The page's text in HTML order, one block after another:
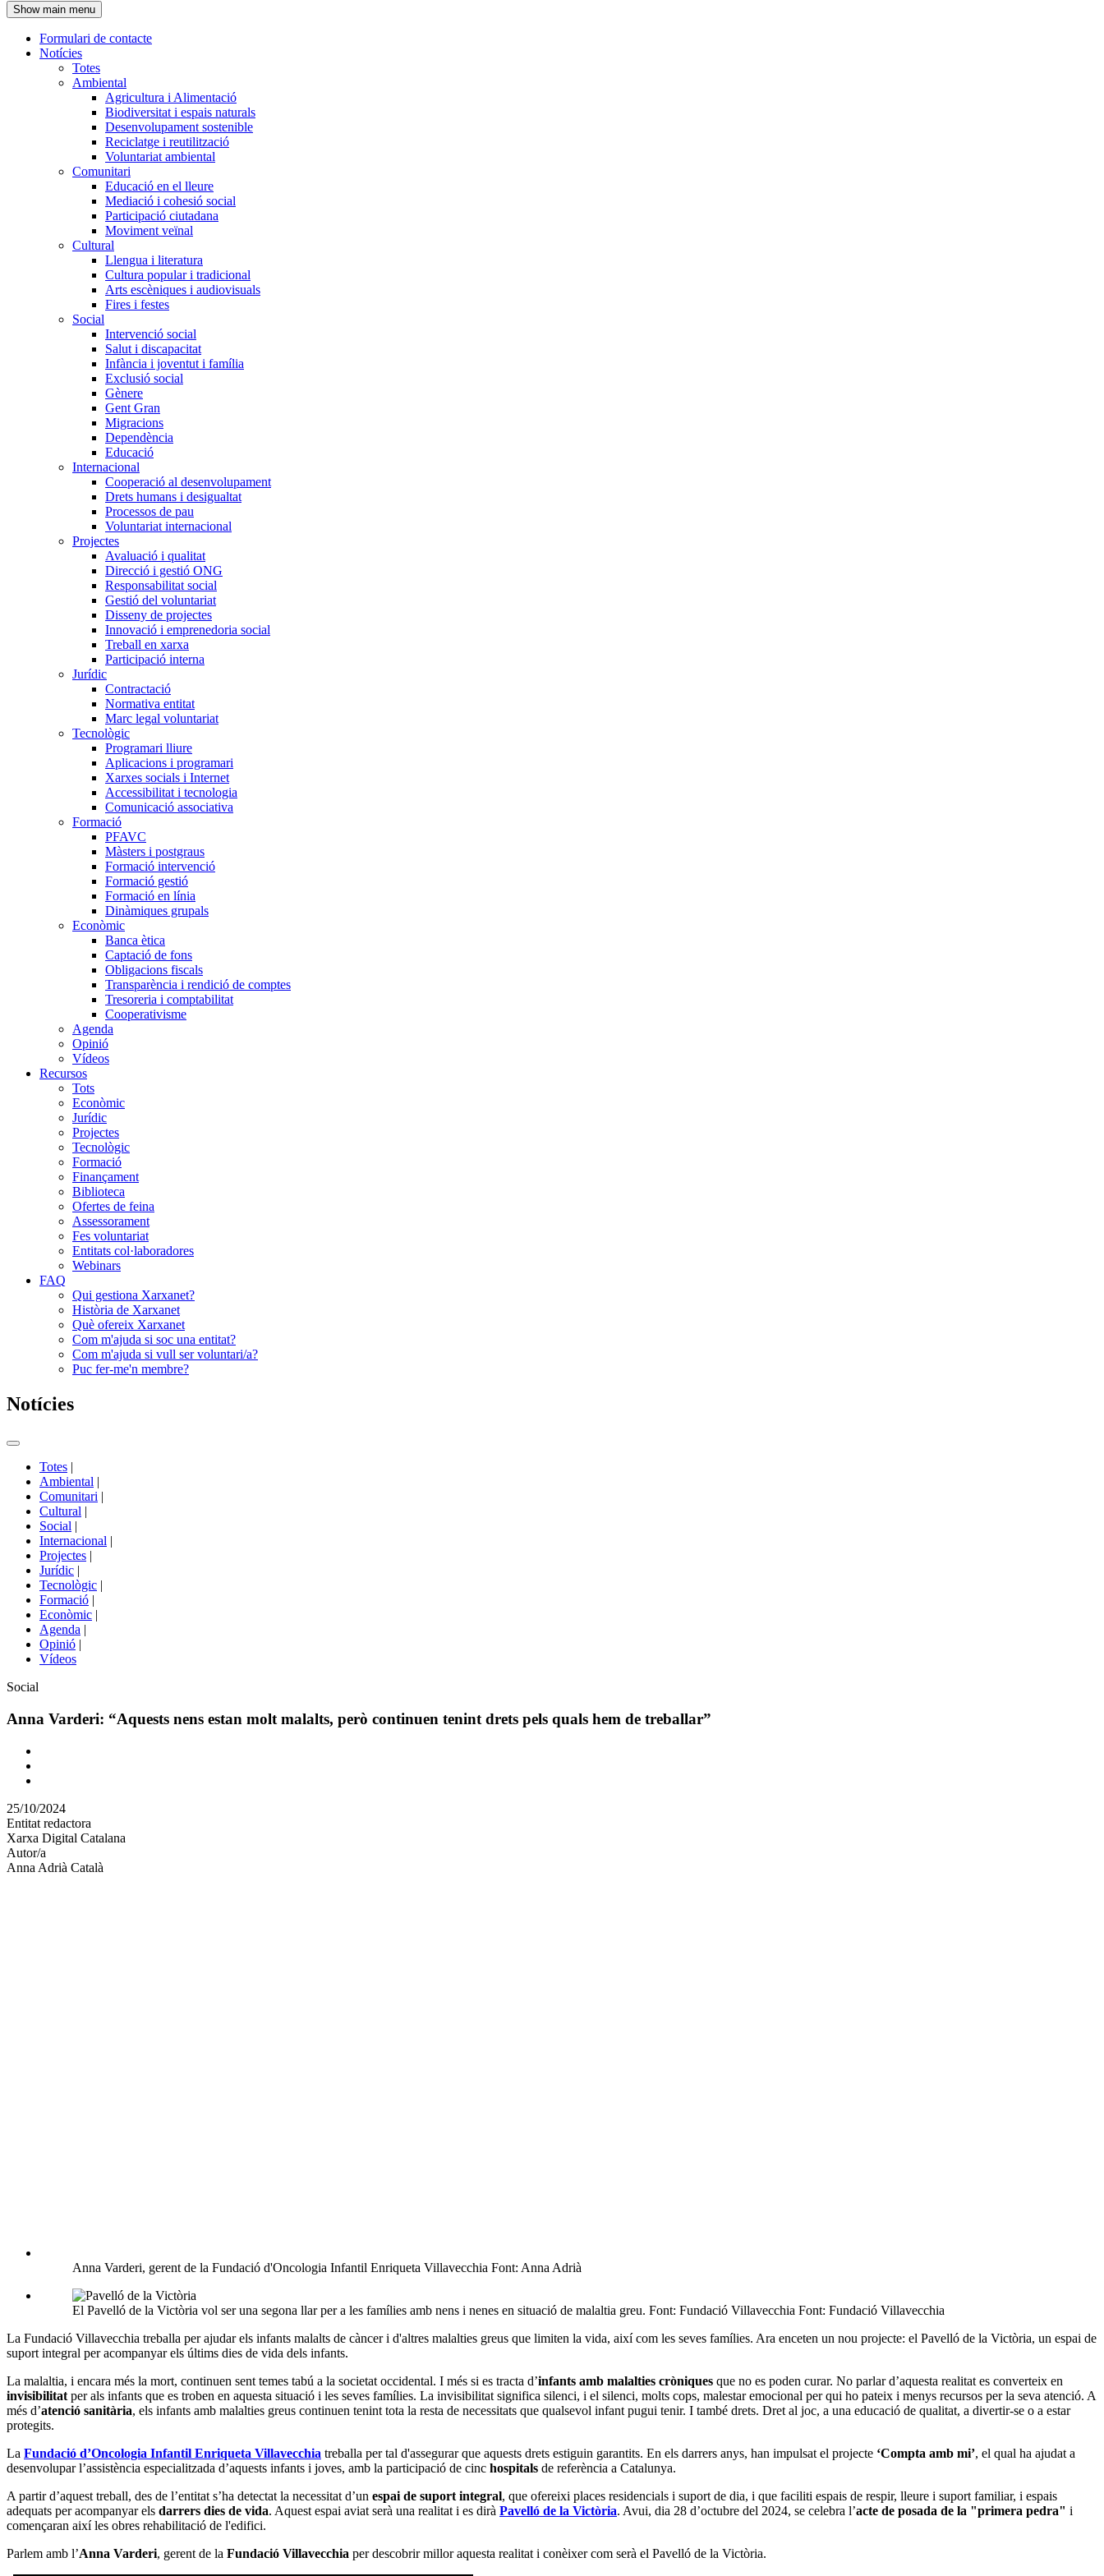
l'encapçalament
Show main menu
Navegació
principal
Formulari de contacte
Notícies
Totes
Ambiental
Agricultura i Alimentació
Biodiversitat i espais naturals
Desenvolupament sostenible
Reciclatge i reutilització
Voluntariat ambiental
Comunitari
Educació en el lleure
Mediació i cohesió social
Participació ciutadana
Moviment veïnal
Cultural
Llengua i literatura
Cultura popular i tradicional
Arts escèniques i audiovisuals
Fires i festes
Social
Intervenció social
Salut i discapacitat
Infància i joventut i família
Exclusió social
Gènere
Gent Gran
Migracions
Dependència
Educació
Internacional
Cooperació al desenvolupament
Drets humans i desigualtat
Processos de pau
Voluntariat internacional
Projectes
Avaluació i qualitat
Direcció i gestió ONG
Responsabilitat social
Gestió del voluntariat
Disseny de projectes
Innovació i emprenedoria social
Treball en xarxa
Participació interna
Jurídic
Contractació
Normativa entitat
Marc legal voluntariat
Tecnològic
Programari lliure
Aplicacions i programari
Xarxes socials i Internet
Accessibilitat i tecnologia
Comunicació associativa
Formació
PFAVC
Màsters i postgraus
Formació intervenció
Formació gestió
Formació en línia
Dinàmiques grupals
Econòmic
Banca ètica
Captació de fons
Obligacions fiscals
Transparència i rendició de comptes
Tresoreria i comptabilitat
Cooperativisme
Agenda
Opinió
Vídeos
Recursos
Tots
Econòmic
Jurídic
Projectes
Tecnològic
Formació
Finançament
Biblioteca
Ofertes de feina
Assessorament
Fes voluntariat
Entitats col·laboradores
Webinars
FAQ
Qui gestiona Xarxanet?
Història de Xarxanet
Què ofereix Xarxanet
Com m'ajuda si soc una entitat?
Com m'ajuda si vull ser voluntari/a?
Puc fer-me'n membre?
Notícies
Commutador
portals
Totes |
Ambiental |
Comunitari |
Cultural |
Social |
Internacional |
Projectes |
Jurídic |
Tecnològic |
Formació |
Econòmic |
Agenda |
Opinió |
Vídeos
Àmbit
la
Social
Anna Varderi: “Aquests nens estan molt malalts, però continuen tenint drets pels quals hem de treballar”
Comparteix
altres
xarxes
socials
25/10/2024
Entitat redactora
Xarxa Digital Catalana
Autor/a
Anna Adrià Català
Anna Varderi, gerent de la Fundació d'Oncologia Infantil Enriqueta Villavecchia Font: Anna Adrià
El Pavelló de la Victòria vol ser una segona llar per a les famílies amb nens i nenes en situació de malaltia greu. Font: Fundació Villavecchia Font: Fundació Villavecchia
La Fundació Villavecchia treballa per ajudar els infants malalts de càncer i d'altres malalties greus que limiten la vida, així com les seves famílies. Ara enceten un nou projecte: el Pavelló de la Victòria, un espai de
suport integral per acompanyar els últims dies de vida dels infants.
La malaltia, i encara més la mort, continuen sent temes tabú a la societat occidental. I més si es tracta d’infants amb malalties cròniques que no es poden curar. No parlar d’aquesta realitat es converteix en
invisibilitatper als infants que es troben en aquesta situació i les seves famílies. La invisibilitat significa silenci, i el silenci, molts cops, malestar emocional per qui ho pateix i menys recursos per la seva atenció. A
més d’atenció sanitària, els infants amb malalties greus continuen tenint tota la resta de necessitats que qualsevol infant pugui tenir. I també drets. Dret al joc, a una educació de qualitat, a divertir-se o a estar
protegits.
La Fundació d’Oncologia Infantil Enriqueta Villavecchia treballa per tal d'assegurar que aquests drets estiguin garantits. En els darrers anys, han impulsat el projecte ‘Compta amb mi’, el qual ha ajudat a
desenvolupar l’assistència especialitzada d’aquests infants i joves, amb la participació de cinc hospitals de referència a Catalunya.
A partir d’aquest treball, des de l’entitat s’ha detectat la necessitat d’un espai de suport integral, que ofereixi places residencials i suport de dia, i que faciliti espais de respir, lleure i suport familiar, i espais
adequats per acompanyar els darrers dies de vida. Aquest espai aviat serà una realitat i es dirà Pavelló de la Victòria. Avui, dia 28 d’octubre del 2024, se celebra l’acte de posada de la "primera pedra" i
començaran així les obres rehabilitació de l'edifici.
Parlem amb l’Anna Varderi, gerent de la Fundació Villavecchia per descobrir millor aquesta realitat i conèixer com serà el Pavelló de la Victòria.